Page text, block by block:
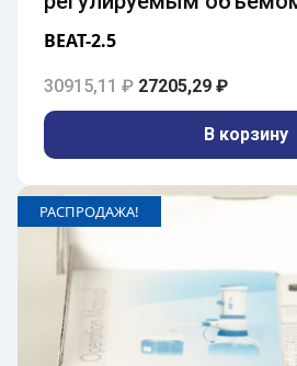
BEAT-2.5
30915,11 ₽ Первоначальная
27205,29 ₽
В корзину
РАСПРОДАЖА!